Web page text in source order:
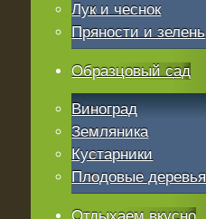
Лук и чеснок
Пряности и зелень
Образцовый сад
Виноград
Земляника
Кустарники
Плодовые деревья